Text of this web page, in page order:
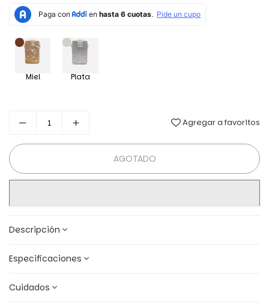
Miel Plata
Agregar a favoritos
AGOTADO
Descripción
Especificaciones
Cuidados